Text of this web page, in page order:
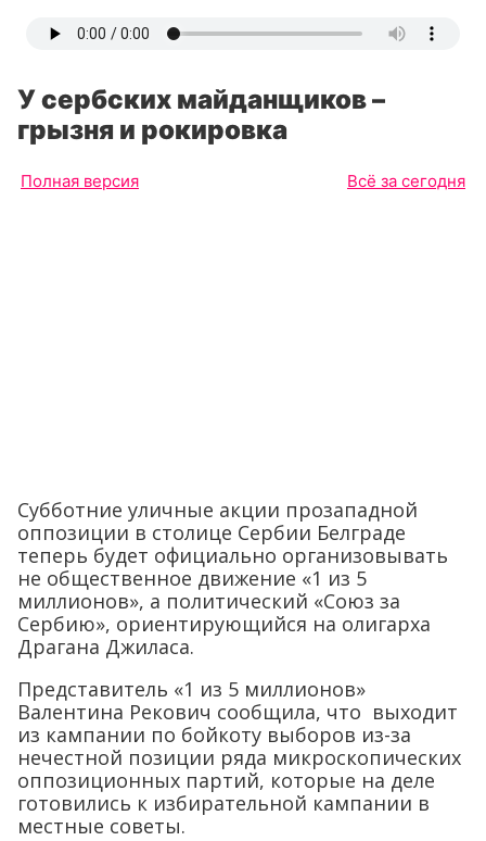
У сербских майданщиков –
грызня и рокировка
Полная версия Всё за сегодня
Субботние уличные акции прозападной
оппозиции в столице Сербии Белграде
теперь будет официально организовывать
не общественное движение «1 из 5
миллионов», а политический «Союз за
Сербию», ориентирующийся на олигарха
Драгана Джиласа.
Представитель «1 из 5 миллионов»
Валентина Рекович сообщила, что выходит
из кампании по бойкоту выборов из-за
нечестной позиции ряда микроскопических
оппозиционных партий, которые на деле
готовились к избирательной кампании в
местные советы.